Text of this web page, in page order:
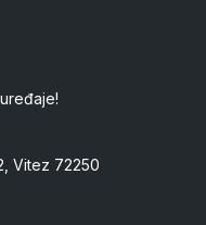
Vitez 72250